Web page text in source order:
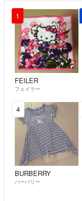
1
FEILER
フェイラー
4
BURBERRY
バーバリー